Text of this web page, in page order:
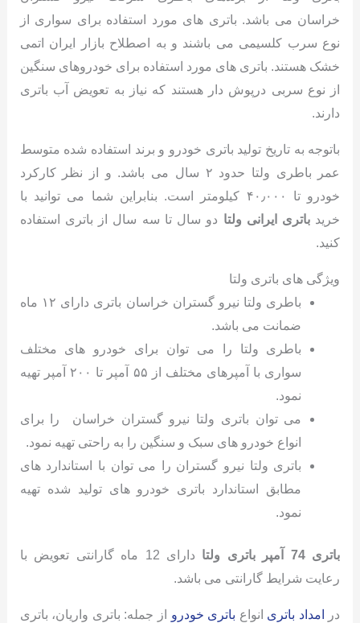
خراسان می باشد. باتری های مورد استفاده برای سواری از
نوع سرب کلسیمی می باشند و به اصطلاح بازار ایران اتمی
خشک هستند. باتری های مورد استفاده برای خودروهای سنگین
از نوع سربی درپوش دار هستند که نیاز به تعویض آب باتری
دارند.
باتوجه به تاریخ تولید باتری خودرو و برند استفاده شده متوسط
عمر باطری ولتا حدود ۲ سال می باشد. و از نظر کارکرد
خودرو تا ۴۰٫۰۰۰ کیلومتر است. بنابراین شما می توانید با
خرید باتری ایرانی ولتا دو سال تا سه سال از باتری استفاده
کنید.
ویژگی های باتری ولتا
باطری ولتا نیرو گستران خراسان باتری دارای ۱۲ ماه
ضمانت می باشد.
باطری ولتا را می توان برای خودرو های مختلف
سواری با آمپرهای مختلف از ۵۵ آمپر تا ۲۰۰ آمپر تهیه
نمود.
می توان باتری ولتا نیرو گستران خراسان را برای
انواع خودرو های سبک و سنگین را به راحتی تهیه نمود.
باتری ولتا نیرو گستران را می توان با استاندارد های
مطابق استاندارد باتری خودرو های تولید شده تهیه
نمود.
باتری 74 آمپر باتری ولتا
دارای 12 ماه گارانتی تعویض با
رعایت شرایط گارانتی می باشد.
در امداد باتری انواع باتری خودرو از جمله: باتری واریان، باتری